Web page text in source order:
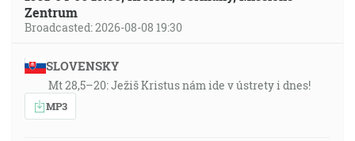
Zentrum
Broadcasted: 2026-08-08 19:30
SLOVENSKY
Mt 28,5–20: Ježiš Kristus nám ide v ústrety i dnes!
MP3